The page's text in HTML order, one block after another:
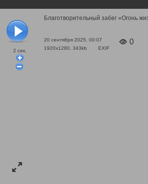
2 сек.
Благотворительный забег «Огонь
20 сентября 2025, 00:07
1920x1280, 343kb
EXIF
0